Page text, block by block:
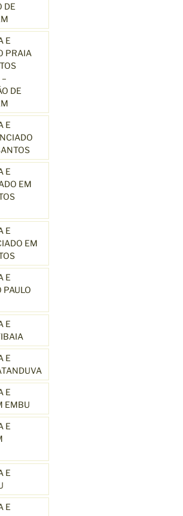
DE
E
PRAIA
DE
E
E
EM
E
EM
E
PAULO
E
E
E
EMBU
E
E
E